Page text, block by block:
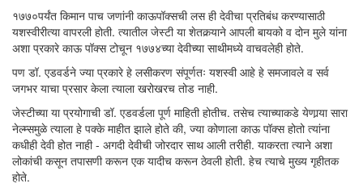
१७७०पर्यंत किमान पाच जणांनी काऊपॉक्सची लस ही देवीचा प्रतिबंध करण्यासाठी
यशस्वीरीत्या वापरली होती. त्यातील जेस्टी या शेतकर्‍याने आपली बायको व दोन मुले यांना
अशा प्रकारे काऊ पॉक्स टोचून १७७४च्या देवीच्या साथीमध्ये वाचवलेही होते.
पण डॉ. एडवर्डने ज्या प्रकारे हे लसीकरण संपूर्णतः यशस्वी आहे हे समजावले व सर्व
जगभर याचा प्रसार केला त्याला खरोखरच तोड नाही.
जेस्टीच्या या प्रयोगाची डॉ. एडवर्डला पूर्ण माहिती होतीच. तसेच त्याच्याकडे येणार्‍या सारा
नेल्म्समुळे त्याला हे पक्के माहीत झाले होते की, ज्या कोणाला काऊ पॉक्स होतो त्यांना
कधीही देवी होत नाही - अगदी देवीची जोरदार साथ आली तरीही. याकरता त्याने अशा
लोकांची कसून तपासणी करून एक यादीच करून ठेवली होती. हेच त्याचे मुख्य गृहीतक
होते.